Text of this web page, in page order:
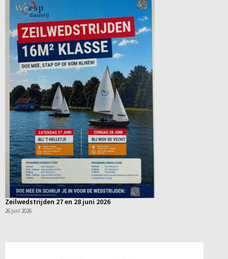
Zeilwedstrijden 27 en 28 juni 2026
26 juni 2026